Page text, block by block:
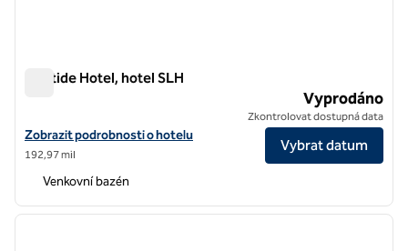
Aristide Hotel, hotel SLH
Zobrazit podrobnosti o hotelu Aristide Hotel, hotel SLH
Zobrazit podrobnosti o hotelu
192,97 mil
Vyprodáno
Zkontrolovat dostupná data
Vybrat datum
Venkovní bazén
1 z 12
další